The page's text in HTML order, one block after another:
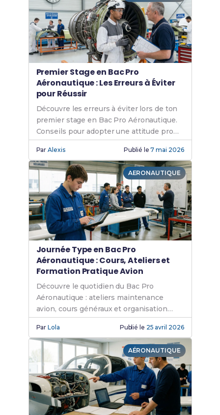
Premier Stage en Bac Pro
Aéronautique : Les Erreurs à Éviter
pour Réussir
Découvre les erreurs à éviter lors de ton
premier stage en Bac Pro Aéronautique.
Conseils pour adopter une attitude pro
en aéronautique.
ParAlexis Publié le7 mai 2026
AERONAUTIQUE
Journée Type en Bac Pro
Aéronautique : Cours, Ateliers et
Formation Pratique Avion
Découvre le quotidien du Bac Pro
Aéronautique : ateliers maintenance
avion, cours généraux et organisation
pédagogique pour ta carrière
aéronautique.
ParLola Publié le 25 avril 2026
AÉRONAUTIQUE